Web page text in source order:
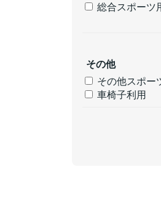
総合スポーツ
その他
その他スポー
車椅子利用